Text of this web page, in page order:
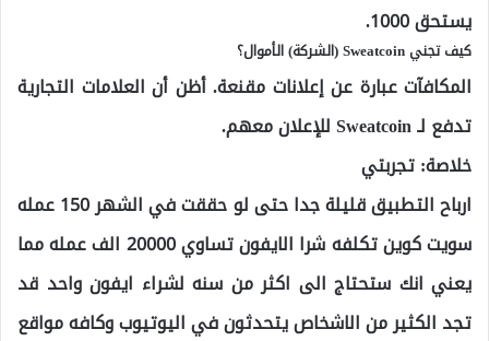
يستحق 1000.
كيف تجني Sweatcoin (الشركة) الأموال؟
المكافآت عبارة عن إعلانات مقنعة. أظن أن العلامات التجارية
تدفع لـ Sweatcoin للإعلان معهم.
خلاصة: تجربتي
ارباح التطبيق قليلة جدا حتى لو حققت في الشهر 150 عمله
سويت كوين تكلفه شرا الايفون تساوي 20000 الف عمله مما
يعني انك ستحتاج الى اكثر من سنه لشراء ايفون واحد قد
تجد الكثير من الاشخاص يتحدثون في اليوتيوب وكافه مواقع